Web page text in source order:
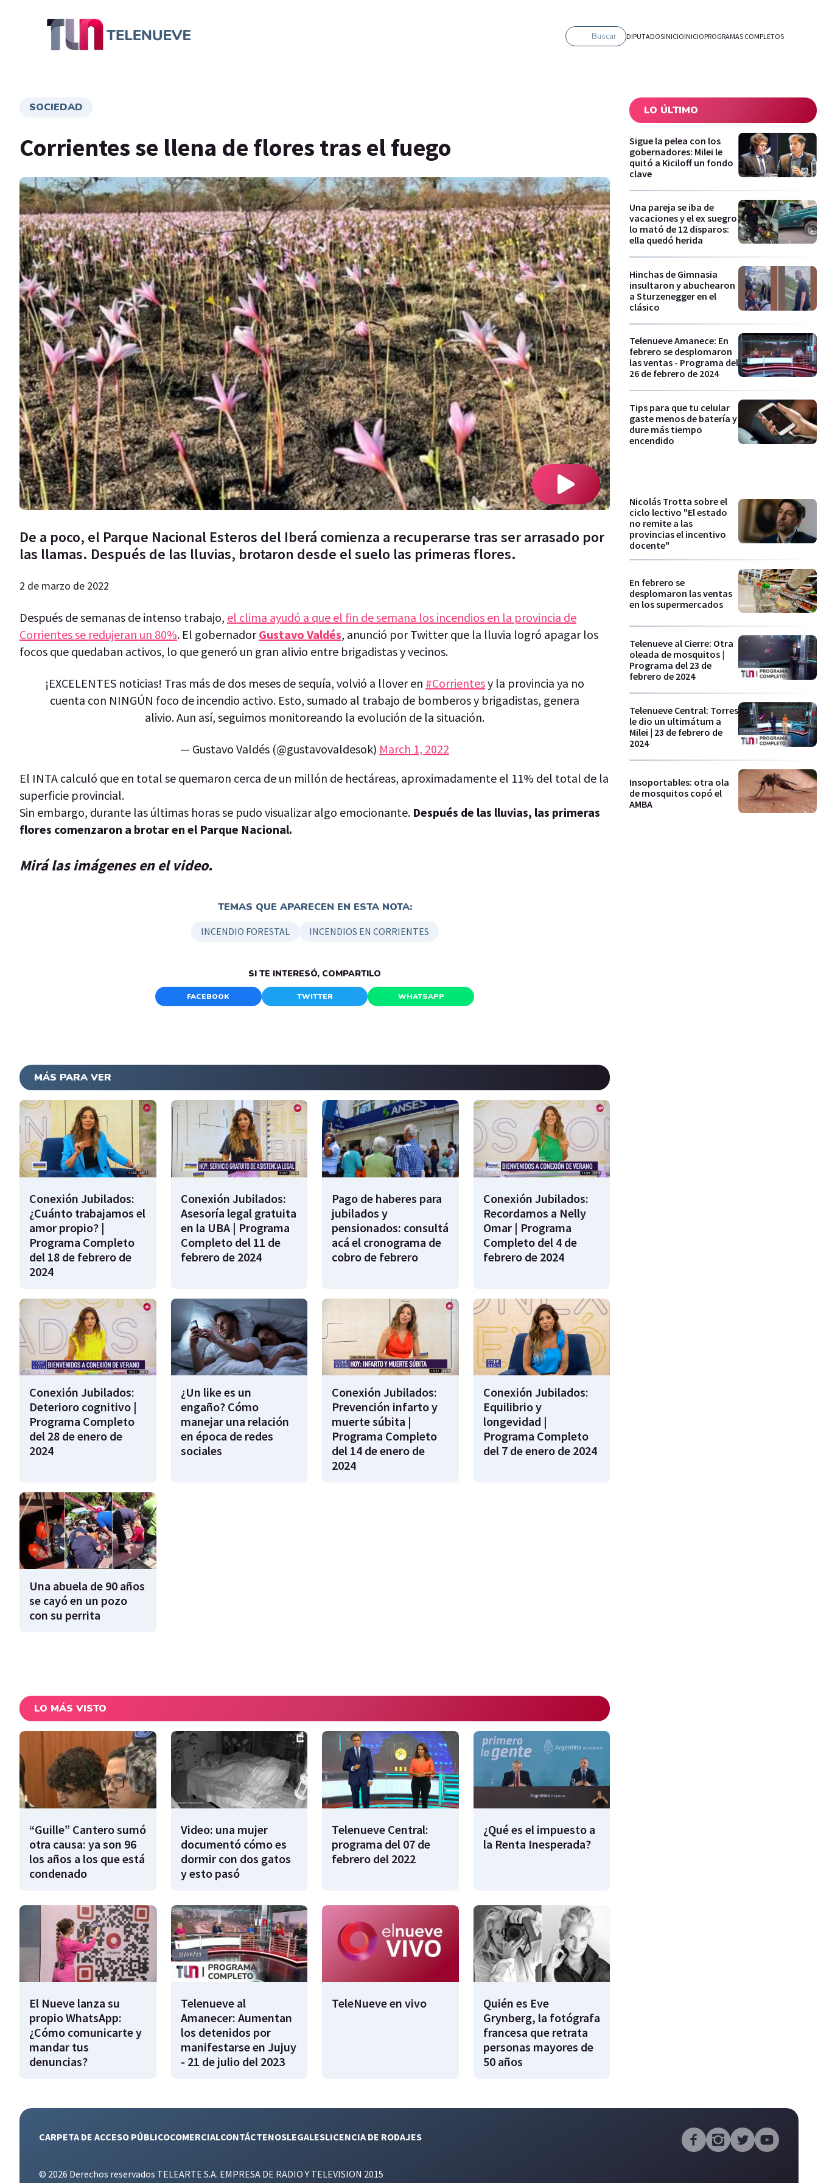
Buscar DIPUTADOSINICIOINICIOPROGRAMAS COMPLETOS
SOCIEDAD
Corrientes se llena de flores tras el fuego
De a poco, el Parque Nacional Esteros del Iberá comienza a recuperarse tras ser arrasado por
las llamas. Después de las lluvias, brotaron desde el suelo las primeras flores.
2 de marzo de 2022
Después de semanas de intenso trabajo, el clima ayudó a que el fin de semana los incendios en la provincia de
Corrientes se redujeran un 80%. El gobernadorGustavo Valdés, anunció por Twitter que la lluvia logró apagar los
focos que quedaban activos, lo que generó un gran alivio entre brigadistas y vecinos.
¡EXCELENTES noticias! Tras más de dos meses de sequía, volvió a llover en #Corrientesy la provincia ya no
cuenta con NINGÚN foco de incendio activo. Esto, sumado al trabajo de bomberos y brigadistas, genera
alivio. Aun así, seguimos monitoreando la evolución de la situación.
— Gustavo Valdés (@gustavovaldesok) March 1, 2022
El INTA calculó que en total se quemaron cerca de un millón de hectáreas, aproximadamente el 11% del total de la
superficie provincial.
Sin embargo, durante las últimas horas se pudo visualizar algo emocionante. Después de las lluvias, las primeras
flores comenzaron a brotar en el Parque Nacional.
Mirá las imágenes en el video.
TEMAS QUE APARECEN EN ESTA NOTA:
INCENDIO FORESTAL INCENDIOS EN CORRIENTES
SI TE INTERESÓ, COMPARTILO
FACEBOOK TWITTER WHATSAPP
MÁS PARA VER
Conexión Jubilados:
¿Cuánto trabajamos el
amor propio? |
Programa Completo
del 18 de febrero de
2024
Conexión Jubilados:
Asesoría legal gratuita
en la UBA | Programa
Completo del 11 de
febrero de 2024
Pago de haberes para
jubilados y
pensionados: consultá
acá el cronograma de
cobro de febrero
Conexión Jubilados:
Recordamos a Nelly
Omar | Programa
Completo del 4 de
febrero de 2024
Conexión Jubilados:
Deterioro cognitivo |
Programa Completo
del 28 de enero de
2024
¿Un like es un
engaño? Cómo
manejar una relación
en época de redes
sociales
Conexión Jubilados:
Prevención infarto y
muerte súbita |
Programa Completo
del 14 de enero de
2024
Conexión Jubilados:
Equilibrio y
longevidad |
Programa Completo
del 7 de enero de 2024
Una abuela de 90 años
se cayó en un pozo
con su perrita
LO MÁS VISTO
“Guille” Cantero sumó
otra causa: ya son 96
los años a los que está
condenado
Video: una mujer
documentó cómo es
dormir con dos gatos
y esto pasó
Telenueve Central:
programa del 07 de
febrero del 2022
¿Qué es el impuesto a
la Renta Inesperada?
El Nueve lanza su
propio WhatsApp:
¿Cómo comunicarte y
mandar tus
denuncias?
Telenueve al
Amanecer: Aumentan
los detenidos por
manifestarse en Jujuy
- 21 de julio del 2023
TeleNueve en vivo
Quién es Eve
Grynberg, la fotógrafa
francesa que retrata
personas mayores de
50 años
LO ÚLTIMO
Sigue la pelea con los
gobernadores: Milei le
quitó a Kiciloff un fondo
clave
Una pareja se iba de
vacaciones y el ex suegro
lo mató de 12 disparos:
ella quedó herida
Hinchas de Gimnasia
insultaron y abuchearon
a Sturzenegger en el
clásico
Telenueve Amanece: En
febrero se desplomaron
las ventas - Programa del
26 de febrero de 2024
Tips para que tu celular
gaste menos de batería y
dure más tiempo
encendido
Nicolás Trotta sobre el
ciclo lectivo "El estado
no remite a las
provincias el incentivo
docente"
En febrero se
desplomaron las ventas
en los supermercados
Telenueve al Cierre: Otra
oleada de mosquitos |
Programa del 23 de
febrero de 2024
Telenueve Central: Torres
le dio un ultimátum a
Milei | 23 de febrero de
2024
Insoportables: otra ola
de mosquitos copó el
AMBA
CARPETA DE ACCESO PÚBLICOCOMERCIALCONTÁCTENOSLEGALESLICENCIA DE RODAJES
© 2026 Derechos reservados TELEARTE S.A. EMPRESA DE RADIO Y TELEVISION 2015